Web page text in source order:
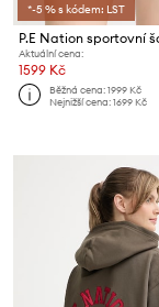
*-5 % s kódem: LST
Aktuální cena:
1599 Kč
Běžná cena:1999 Kč
Nejnižší cena:1699 Kč